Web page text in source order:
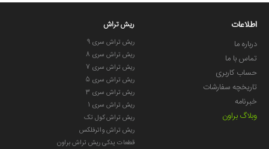
اطلاعات
درباره ما
تماس با ما
حساب کاربری
تاریخچه سفارشات
خبرنامه
وبلاگ براون
ریش تراش
ریش تراش سری 9
ریش تراش سری 8
ریش تراش سری 7
ریش تراش سری 5
ریش تراش سری 3
ریش تراش سری 1
ریش تراش کول تک
ریش تراش واترفلکس
قطعات یدکی ریش تراش براون